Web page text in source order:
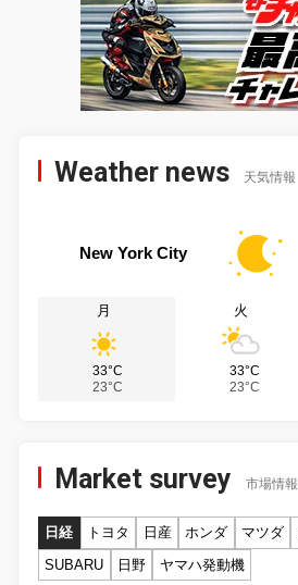
Weather news 天気情報
New York City
月
33°C
23°C
火
33°C
23°C
Market survey 市場情報
日経 トヨタ 日産 ホンダ マツダ
SUBARU
日野 ヤマハ発動機